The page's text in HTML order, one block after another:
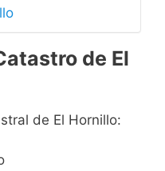
de El
de El Hornillo: